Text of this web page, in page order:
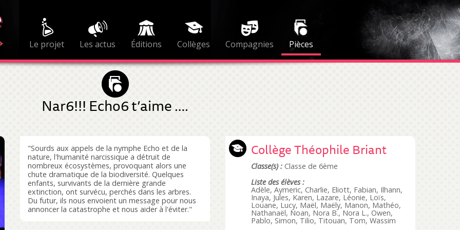
Le projet Les actus Éditions Collèges Compagnies Pièces
Nar6!!! Echo6 t’aime ….
"Sourds aux appels de la nymphe Echo et de la
nature, l'humanité narcissique a détruit de
nombreux écosystèmes, provoquant alors une
chute dramatique de la biodiversité. Quelques
enfants, survivants de la dernière grande
extinction, ont survécu, perchés dans les arbres.
Du futur, ils nous envoient un message pour nous
annoncer la catastrophe et nous aider à l'éviter."
Collège Théophile Briant
Classe(s) : Classe de 6ème
Liste des élèves :
Adèle, Aymeric, Charlie, Eliott, Fabian, Ilhann,
Inaya, Jules, Karen, Lazare, Léonie, Loïs,
Louane, Lucy, Maël, Maëly, Manon, Mathéo,
Nathanaël, Noan, Nora B., Nora L., Owen,
Pablo, Simon, Tilio, Titouan, Tom, Wassim